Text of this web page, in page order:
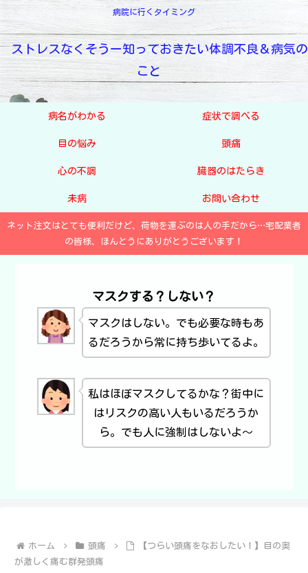
病院に行くタイミング
ストレスなくそうー知っておきたい体調不良＆病気の
こと
病名がわかる 症状で調べる
目の悩み 頭痛
心の不調 臓器のはたらき
未病 お問い合わせ
ネット注文はとても便利だけど、荷物を運ぶのは人の手だから…宅配業者
の皆様、ほんとうにありがとうございます！
マスクする？しない？
マスクはしない。でも必要な時もあ
るだろうから常に持ち歩いてるよ。
私はほぼマスクしてるかな？街中に
はリスクの高い人もいるだろうか
ら。でも人に強制はしないよ～
ホーム 頭痛
【つらい頭痛をなおしたい！】目の奥
が激しく痛む群発頭痛